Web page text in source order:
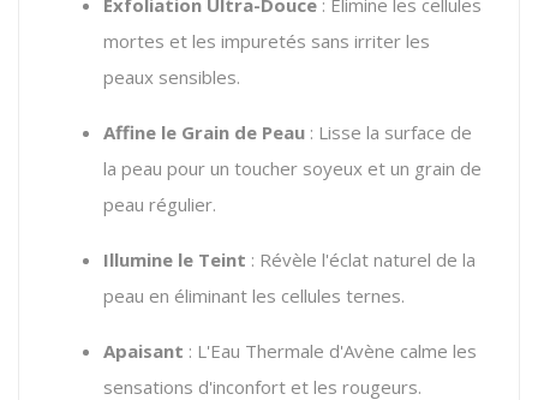
mortes et les impuretés sans irriter les
peaux sensibles.
Affine le Grain de Peau : Lisse la surface de
la peau pour un toucher soyeux et un grain de
peau régulier.
Illumine le Teint : Révèle l'éclat naturel de la
peau en éliminant les cellules ternes.
Apaisant : L'Eau Thermale d'Avène calme les
sensations d'inconfort et les rougeurs.